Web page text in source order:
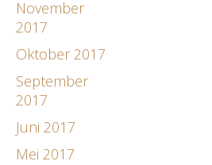
November
2017
Oktober 2017
September
2017
Juni 2017
Mei 2017